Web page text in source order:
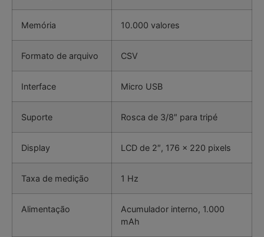
Memória 10.000 valores
Formato de arquivo CSV
Interface Micro USB
Suporte Rosca de 3/8″ para tripé
Display LCD de 2″, 176 x 220 pixels
Taxa de medição 1 Hz
Alimentação
Acumulador interno, 1.000
mAh